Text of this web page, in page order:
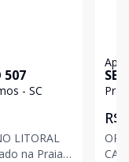
507
- SC
LITORAL
R$